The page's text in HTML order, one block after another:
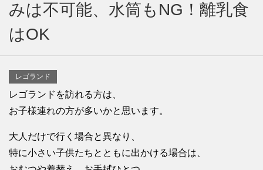
みは不可能、水筒もNG！離乳食
はOK
レゴランド
レゴランドを訪れる方は、
お子様連れの方が多いかと思います。
大人だけで行く場合と異なり、
特に小さい子供たちとともに出かける場合は、